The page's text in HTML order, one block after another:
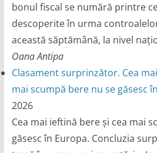
bonul fiscal se numără printre
descoperite în urma
această săptămână, la nivel
Oana Antipa
Clasament surprinzător. Cea
mai scumpă bere nu se găsesc
2026
Cea mai ieftină bere și cea mai
găsesc în Europa. Concluzia